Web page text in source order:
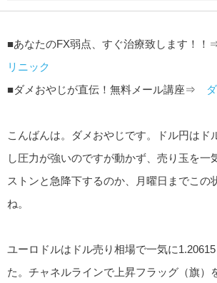
■あなたのFX弱点、すぐ治療致します！
リニック
■ダメおやじが直伝！無料メール講座⇒
こんばんは。ダメおやじです。ドル円はド
し圧力が強いのですが動かず、売り玉を一
ストンと急降下するのか、月曜日までこの
ね。
ユーロドルはドル売り相場で一気に
た。チャネルラインで上昇フラッグ（旗）